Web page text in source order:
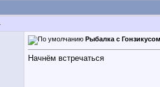
Рыбалка с Гонзикусом
Начнём встречаться